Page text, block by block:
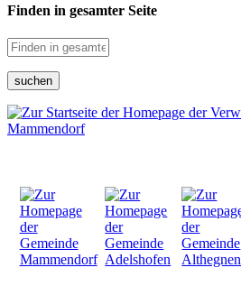
Finden in gesamter Seite
suchen